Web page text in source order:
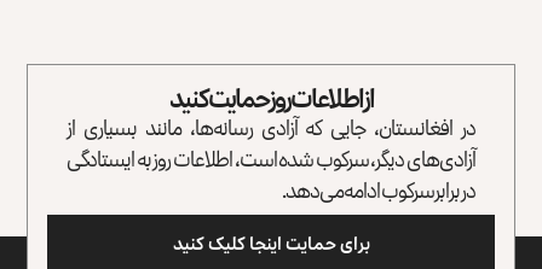
از اطلاعات روز حمایت کنید
در افغانستان، جایی که آزادی رسانه‌ها، مانند بسیاری از
آزادی‌های دیگر، سرکوب شده است، اطلاعات روز به ایستادگی
در برابر سرکوب ادامه می‌دهد.
برای حمایت اینجا کلیک کنید